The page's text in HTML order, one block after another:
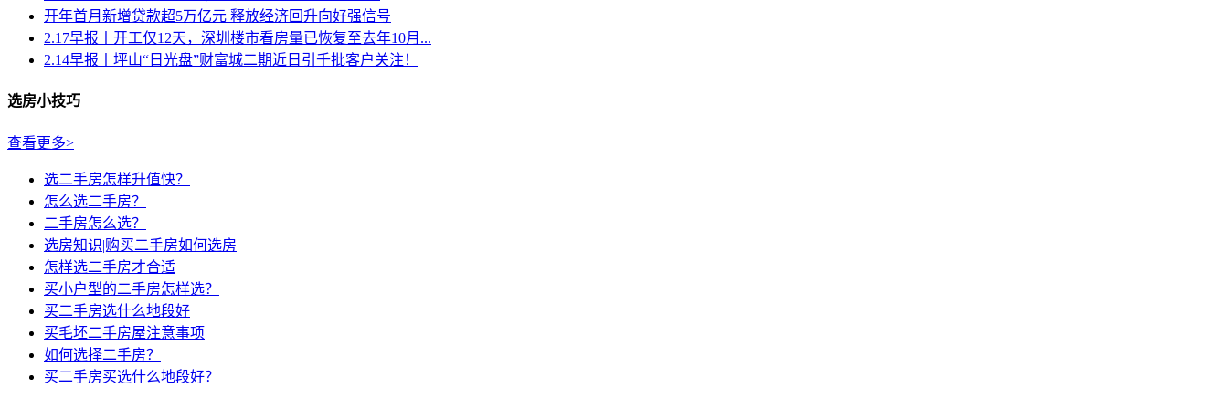
开年首月新增贷款超5万亿元 释放经济回升向好强信号
2.17早报丨开工仅12天，深圳楼市看房量已恢复至去年10月...
2.14早报丨坪山“日光盘”财富城二期近日引千批客户关注！
选房小技巧
查看更多>
选二手房怎样升值快？
怎么选二手房？
二手房怎么选？
选房知识|购买二手房如何选房
怎样选二手房才合适
买小户型的二手房怎样选？
买二手房选什么地段好
买毛坯二手房屋注意事项
如何选择二手房？
买二手房买选什么地段好？